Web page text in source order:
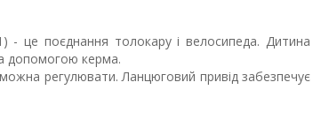
це поєднання толокару і велосипеда. Дитина
допомогою керма.
регулювати. Ланцюговий привід забезпечує